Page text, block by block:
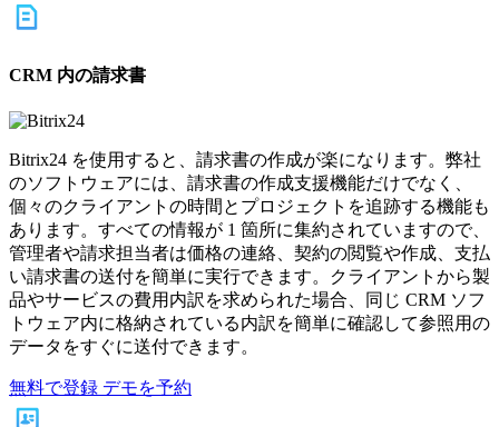
CRM 内の請求書
Bitrix24 を使用すると、請求書の作成が楽になります。弊社
のソフトウェアには、請求書の作成支援機能だけでなく、
個々のクライアントの時間とプロジェクトを追跡する機能も
あります。すべての情報が 1 箇所に集約されていますので、
管理者や請求担当者は価格の連絡、契約の閲覧や作成、支払
い請求書の送付を簡単に実行できます。クライアントから製
品やサービスの費用内訳を求められた場合、同じ CRM ソフ
トウェア内に格納されている内訳を簡単に確認して参照用の
データをすぐに送付できます。
無料で登録 デモを予約